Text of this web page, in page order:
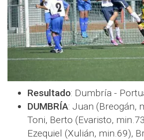
Resultado: Dumbría -
DUMBRÍA: Juan (Breogán,
Toni, Berto (Evaristo,
Ezequiel (Xulián, min.69),